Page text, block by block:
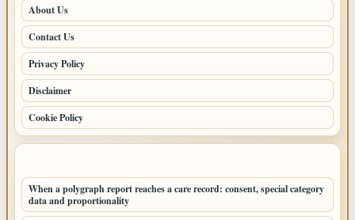
About Us
Contact Us
Privacy Policy
Disclaimer
Cookie Policy
When a polygraph report reaches a care record: consent, special category
data and proportionality